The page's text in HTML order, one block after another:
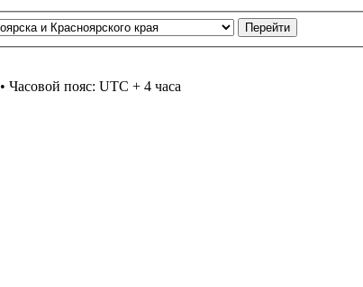
• Часовой пояс: UTC + 4 часа